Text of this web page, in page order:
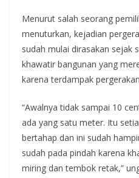
Menurut salah seorang
menuturkan, kejadian
sudah mulai dirasakan sejak
khawatir bangunan yang
karena terdampak
“Awalnya tidak sampai 10
ada yang satu meter. Itu
bertahap dan ini sudah
sudah pada pindah karena
miring dan tembok retak,”